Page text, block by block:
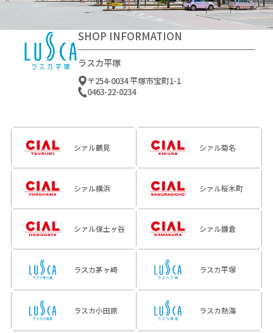
SHOP INFORMATION
ラスカ平塚
〒254-0034 平塚市宝町1-1
0463-22-0234
シァル鶴見 シァル菊名
シァル横浜 シァル桜木町
シァル保土ヶ谷 シァル鎌倉
ラスカ茅ヶ崎 ラスカ平塚
ラスカ小田原 ラスカ熱海